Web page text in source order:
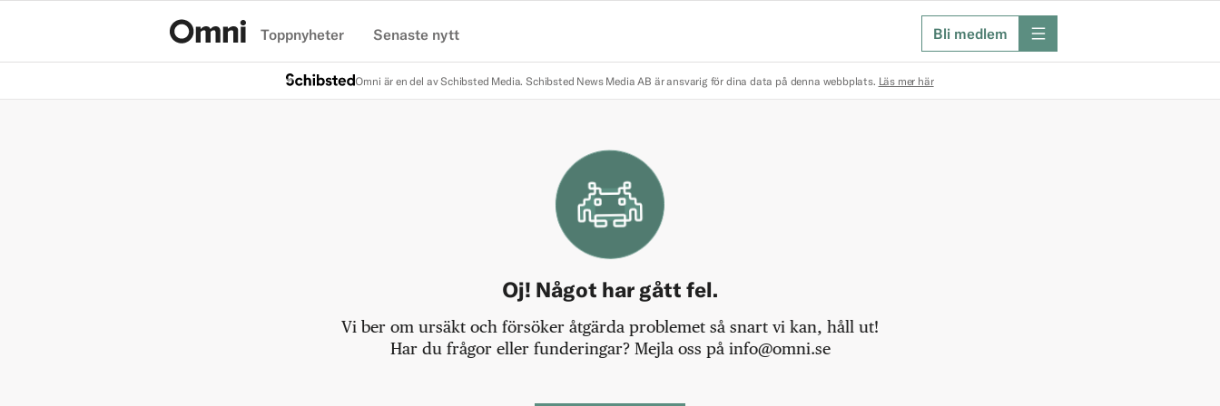
Toppnyheter Senaste nytt Bli medlem meny
Omni är en del av Schibsted Media. Schibsted News Media AB är ansvarig för dina data på denna webbplats. Läs mer här
Oj! Något har gått fel.
Vi ber om ursäkt och försöker åtgärda problemet så snart vi kan, håll ut!
Har du frågor eller funderingar? Mejla oss på info@omni.se